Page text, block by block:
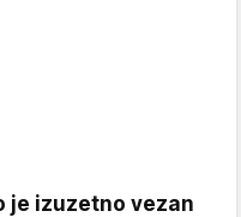
je izuzetno vezan